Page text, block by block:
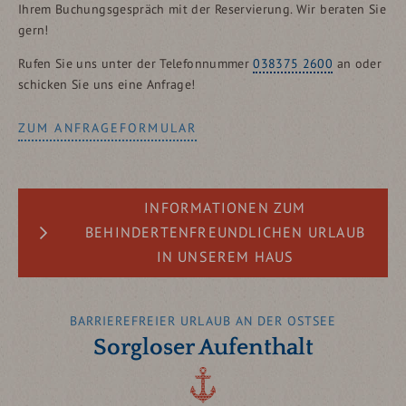
Ihrem Buchungsgespräch mit der Reservierung. Wir beraten Sie
gern!
Rufen Sie uns unter der Telefonnummer038375 2600 an oder
schicken Sie uns eine Anfrage!
ZUM ANFRAGEFORMULAR
INFORMATIONEN ZUM
BEHINDERTENFREUNDLICHEN URLAUB
IN UNSEREM HAUS
Toilette. Sie erreichen bei uns sämtliche
Räumlichkeiten mit einem Rollstuhl ohne Stufen
überwinden zu müssen. Ausnahme ist unsere
Kegelbahn und die Pavillounge.
BARRIEREFREIER URLAUB AN DER OSTSEE
Sorgloser Aufenthalt